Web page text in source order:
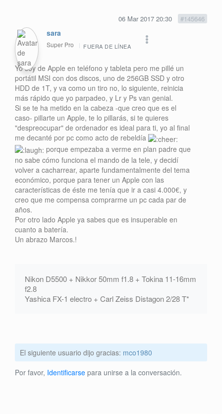
06 Mar 2017 20:30 #145646
sara
Super Pro FUERA DE LÍNEA
Yo soy de Apple en teléfono y tableta pero me pillé un
portátil MSI con dos discos, uno de 256GB SSD y otro
HDD de 1T, y va como un tiro no, lo siguiente, reinicia
más rápido que yo parpadeo, y Lr y Ps van genial.
Si se te ha metido en la cabeza -que creo que es el
caso- pillarte un Apple, te lo pillarás, si te quieres
"despreocupar" de ordenador es ideal para ti, yo al final
me decanté por pc como acto de rebeldía
porque empezaba a verme en plan padre que
no sabe cómo funciona el mando de la tele, y decidí
volver a cacharrear, aparte fundamentalmente del tema
económico, porque para tener un Apple con las
características de éste me tenía que ir a casi 4.000€, y
creo que me compensa comprarme un pc cada par de
años.
Por otro lado Apple ya sabes que es insuperable en
cuanto a batería.
Un abrazo Marcos.!
Nikon D5500 + Nikkor 50mm f1.8 + Tokina 11-16mm
f2.8
Yashica FX-1 electro + Carl Zeiss Distagon 2/28 T*
El siguiente usuario dijo gracias: mco1980
Por favor, Identificarse para unirse a la conversación.